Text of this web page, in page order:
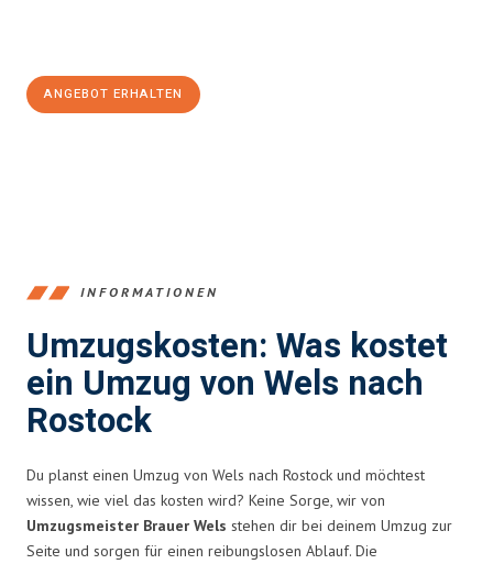
ANGEBOT ERHALTEN
INFORMATIONEN
Umzugskosten: Was kostet
ein Umzug von Wels nach
Rostock
Du planst einen Umzug von Wels nach Rostock und möchtest
wissen, wie viel das kosten wird? Keine Sorge, wir von
Umzugsmeister Brauer Wels stehen dir bei deinem Umzug zur
Seite und sorgen für einen reibungslosen Ablauf. Die